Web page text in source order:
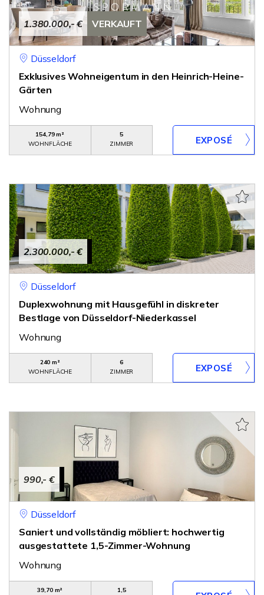
1.380.000,- € VERKAUFT
Düsseldorf
Exklusives Wohneigentum in den Heinrich-Heine-
Gärten
Wohnung
154,79 m²
WOHNFLÄCHE
5
ZIMMER
2.300.000,- €
Düsseldorf
Duplexwohnung mit Hausgefühl in diskreter
Bestlage von Düsseldorf-Niederkassel
Wohnung
240 m²
WOHNFLÄCHE
6
ZIMMER
990,- €
Düsseldorf
Saniert und vollständig möbliert: hochwertig
ausgestattete 1,5-Zimmer-Wohnung
Wohnung
39,70 m²
1,5